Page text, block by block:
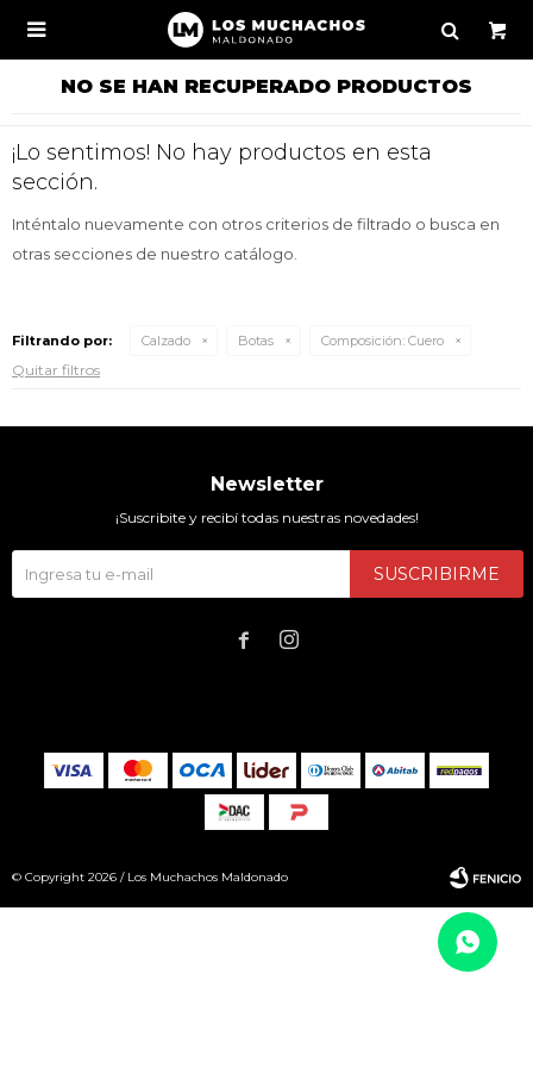

NO SE HAN RECUPERADO PRODUCTOS
¡Lo sentimos! No hay productos en esta
sección.
Inténtalo nuevamente con otros criterios de filtrado o busca en
otras secciones de nuestro catálogo.
Filtrando por: Calzado Botas Composición: Cuero
Quitar filtros
Newsletter
¡Suscribite y recibí todas nuestras novedades!
SUSCRIBIRME
 
© Copyright 2026 / Los Muchachos Maldonado